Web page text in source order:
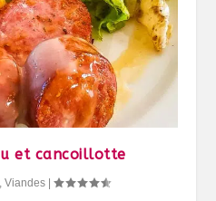
et cancoillotte
,Viandes |